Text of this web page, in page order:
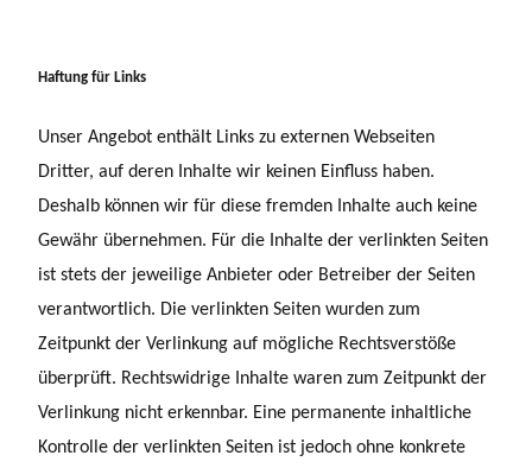
Haftung für Links
Unser Angebot enthält Links zu externen Webseiten
Dritter, auf deren Inhalte wir keinen Einfluss haben.
Deshalb können wir für diese fremden Inhalte auch keine
Gewähr übernehmen. Für die Inhalte der verlinkten Seiten
ist stets der jeweilige Anbieter oder Betreiber der Seiten
verantwortlich. Die verlinkten Seiten wurden zum
Zeitpunkt der Verlinkung auf mögliche Rechtsverstöße
überprüft. Rechtswidrige Inhalte waren zum Zeitpunkt der
Verlinkung nicht erkennbar. Eine permanente inhaltliche
Kontrolle der verlinkten Seiten ist jedoch ohne konkrete